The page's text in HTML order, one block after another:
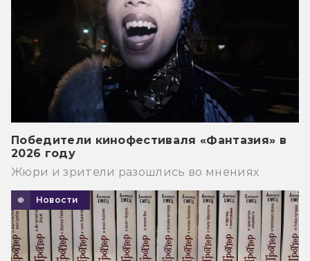
Победители кинофестиваля «Фантазия» в
2026 году
Жюри и зрители разошлись во мнениях
Новости